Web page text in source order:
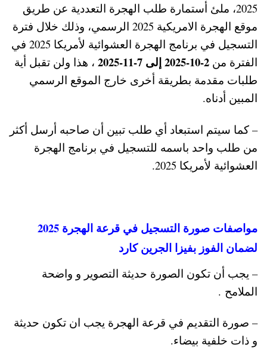
2025، ملئ أستمارة طلب الهجرة التعددية عن طريق
موقع الهجرة الامريكية 2025 الرسمي، وذلك خلال فترة
التسجيل في برنامج الهجرة العشوائية لأمريكا 2025 في
الفترة من 2-10-2025 إلى 7-11-2025
، هذا ولن تقبل أية
طلبات مقدمة بطريقة أخرى خارج الموقع الرسمي
المبين أدناه.
– كما سيتم استبعاد أي طلب تبين أن صاحبه أرسل أكثر
من طلب واحد باسمه للتسجيل في برنامج الهجرة
العشوائية لأمريكا 2025.
مواصفات صورة التسجيل في قرعة الهجرة 2025
لضمان الفوز بفيزا الجرين كارد
– يجب أن تكون الصورة حديثة التصوير و واضحة
الملامح .
– صورة التقديم في قرعة الهجرة يجب ان تكون حديثة
و ذات خلفية بيضاء.